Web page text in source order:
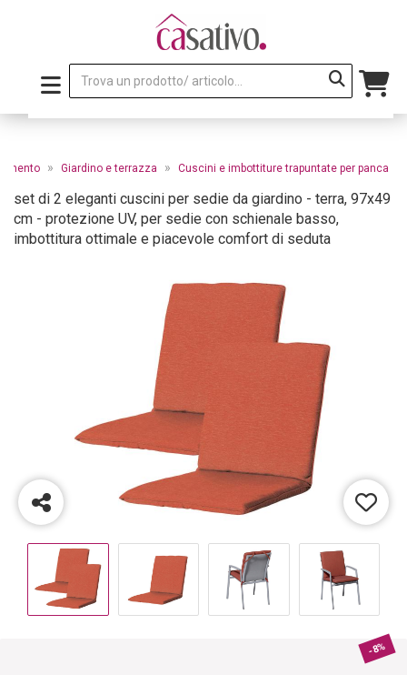
» Giardino e terrazza » Cuscini e imbottiture trapuntate per panca
set di 2 eleganti cuscini per sedie da giardino - terra, 97x49
cm - protezione UV, per sedie con schienale basso,
imbottitura ottimale e piacevole comfort di seduta
-8%